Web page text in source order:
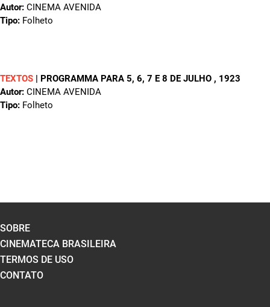
Autor: CINEMA AVENIDA
Tipo: Folheto
TEXTOS | PROGRAMMA PARA 5, 6, 7 E 8 DE JULHO , 1923
Autor: CINEMA AVENIDA
Tipo: Folheto
SOBRE
CINEMATECA BRASILEIRA
TERMOS DE USO
CONTATO